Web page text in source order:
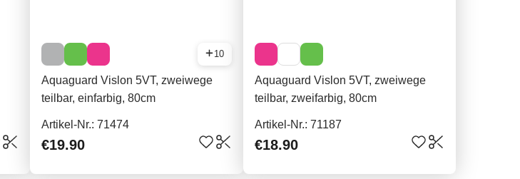
10
Aquaguard Vislon 5VT, zweiwege
teilbar, einfarbig, 80cm
Artikel-Nr.: 71474
€19.90
Aquaguard Vislon 5VT, zweiwege
teilbar, zweifarbig, 80cm
Artikel-Nr.: 71187
€18.90